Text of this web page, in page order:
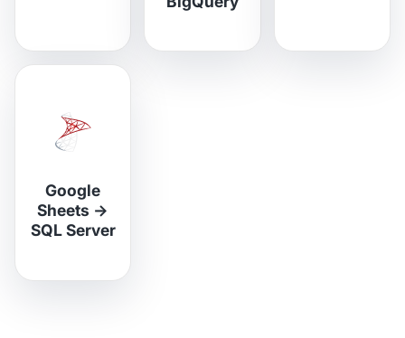
Google
Sheets →
SQL Server